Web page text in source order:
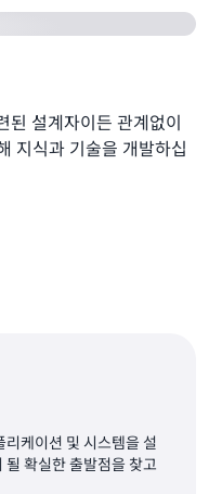
된 설계자이든 관계없이
지식과 기술을 개발하십
케이션 및 시스템을 설
확실한 출발점을 찾고